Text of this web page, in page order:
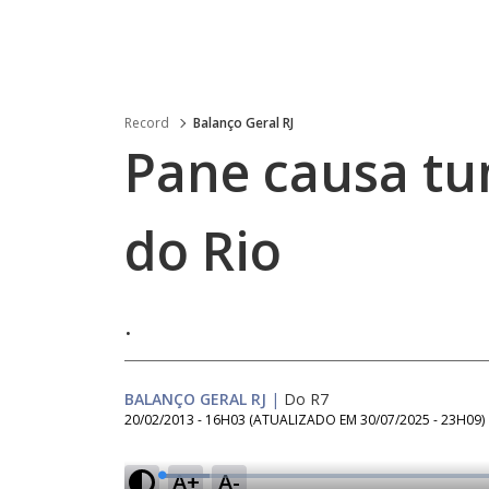
Record Balanço Geral RJ
Pane causa
do Rio
.
BALANÇO GERAL RJ | Do R7
20/02/2013 - 16H03 (ATUALIZADO EM 30/07/2025 - 23H09)
A+ A-
L